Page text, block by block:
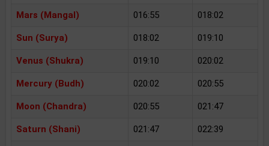
Mars (Mangal) 016:55 018:02
Sun (Surya) 018:02 019:10
Venus (Shukra) 019:10 020:02
Mercury (Budh) 020:02 020:55
Moon (Chandra) 020:55 021:47
Saturn (Shani) 021:47 022:39